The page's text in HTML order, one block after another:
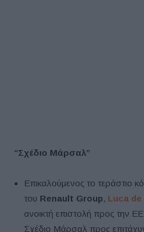
“Σχέδιο Μάρσαλ”
Επικαλούμενος το τεράστιο
του Renault Group, Luca de
ανοικτή επιστολή προς την
Σχέδιο Μάρσαλ προς